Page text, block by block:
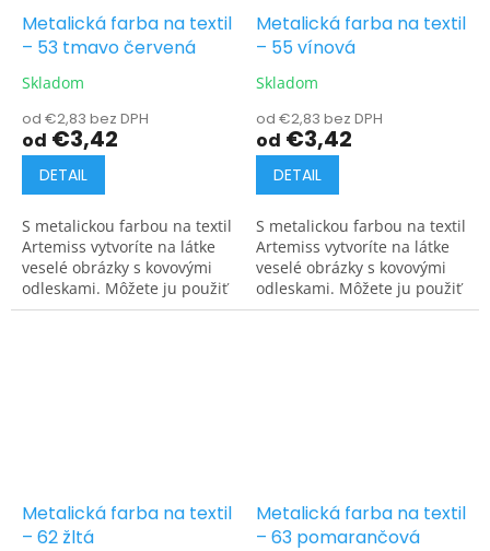
Metalická farba na textil
– 53 tmavo červená
Skladom
od €2,83 bez DPH
od €3,42
DETAIL
S metalickou farbou na textil
Artemiss vytvoríte na látke
veselé obrázky s kovovými
odleskami. Môžete ju použiť
na tmavé aj svetlé materiály.
Metalická farba na textil
– 55 vínová
Skladom
od €2,83 bez DPH
od €3,42
DETAIL
S metalickou farbou na textil
Artemiss vytvoríte na látke
veselé obrázky s kovovými
odleskami. Môžete ju použiť
na tmavé aj svetlé materiály.
Metalická farba na textil
– 62 žltá
Metalická farba na textil
– 63 pomarančová